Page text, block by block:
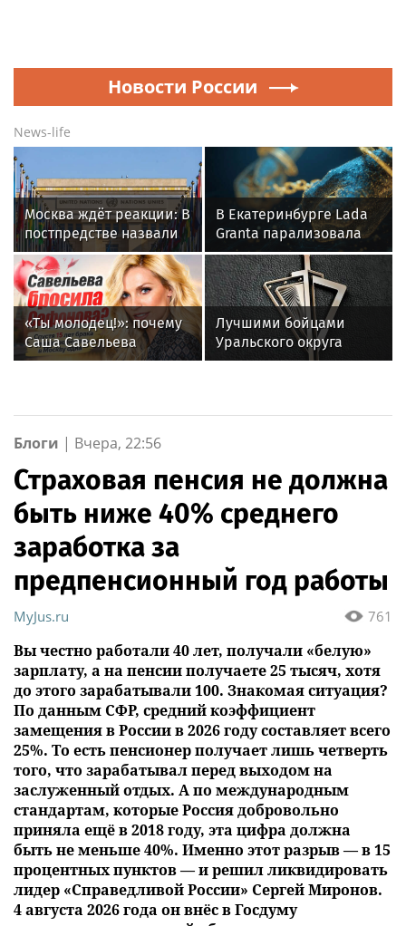
Новости России
News-life
Москва ждёт реакции: В
постпредстве назвали
молчание ООН
«зелёным светом» для
атак ВСУ
В Екатеринбурге Lada
Granta парализовала
движение на
Амундсена
«Ты молодец!»: почему
Саша Савельева
вернулась в Москву без
Лучшими бойцами
Уральского округа
Росгвардии стали
по охране важных
Блоги | Вчера, 22:56
Страховая пенсия не должна
быть ниже 40% среднего
заработка за
предпенсионный год работы
761
MyJus.ru
Вы честно работали 40 лет, получали «белую»
зарплату, а на пенсии получаете 25 тысяч, хотя
до этого зарабатывали 100. Знакомая ситуация?
По данным СФР, средний коэффициент
замещения в России в 2026 году составляет всего
25%. То есть пенсионер получает лишь четверть
того, что зарабатывал перед выходом на
заслуженный отдых. А по международным
стандартам, которые Россия добровольно
приняла ещё в 2018 году, эта цифра должна
быть не меньше 40%. Именно этот разрыв — в 15
процентных пунктов — и решил ликвидировать
лидер «Справедливой России» Сергей Миронов.
4 августа 2026 года он внёс в Госдуму